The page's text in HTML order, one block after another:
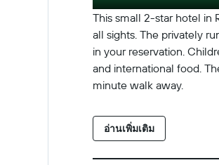
This small 2-star hotel in
all sights. The privately
in your reservation.
and international food.
minute walk away.
อ่านเพิ่มเติม